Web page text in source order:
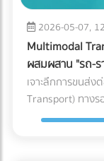
ซื้อคุมงบประมาณ
วางแผนขนส่งสินค้
กราคาหลายที่ให้
สินค้า, ผู้ให้บริการ
รถพร้อมให้บริการ
แล้ว ได้ที่นี่
ขนาดใหญ่, ธุรกิจ
(High-volume),
ยาก 3. รูปแบบตัว L (L-Shaped Layout) ผังคลังสินค้าแบบตัว
L จะคล้ายกับตัว I
มุม 90 องศา (อยู่
จำกัดของรูปทรง
สินค้าออกจากกั
หลักของ AI ทันที
ตามความเป็นจริ
การเงินที่สะท้อนก
ธนาคาร หรือดึงดู
Digital Tax แบบ
การทำงานของค
ภาษีผิด หรือหัก
โดนเรียกตรวจส
2026-05-07,
Multimodal
ผสมผสาน "รถ-ร
เจาะลึกการขนส่
Transport) ทางร
ใครคือ "เจ้าภา